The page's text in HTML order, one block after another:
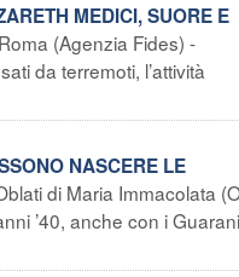
MEDICI, SUORE E
Roma (Agenzia Fides) -
da terremoti, l’attività
NASCERE LE
di Maria Immacolata
’40, anche con i